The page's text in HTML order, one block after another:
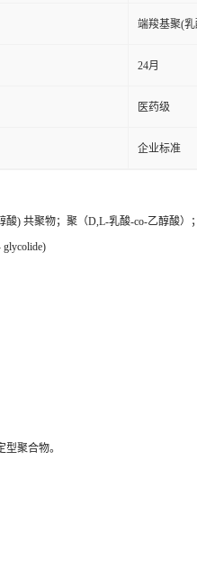
端羧基聚(
24月
医药级
企业标准
酸) 共聚物；聚（D,L-乳酸-co-乙醇酸）
聚合物。